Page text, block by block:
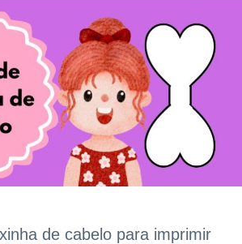
de cabelo para imprimir